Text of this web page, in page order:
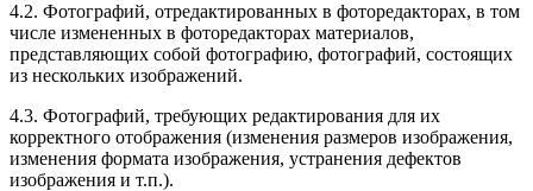
4.2. Фотографий, отредактированных в фоторедакторах, в том
числе измененных в фоторедакторах материалов,
представляющих собой фотографию, фотографий, состоящих
из нескольких изображений.
4.3. Фотографий, требующих редактирования для их
корректного отображения (изменения размеров изображения,
изменения формата изображения, устранения дефектов
изображения и т.п.).